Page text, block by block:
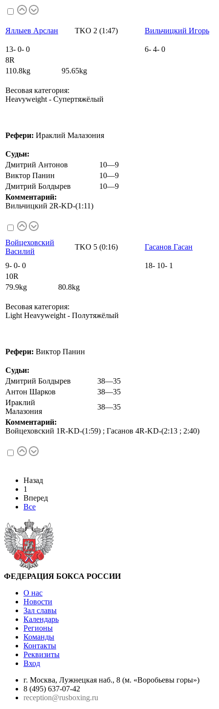
Яллыев Арслан TKO 2 (1:47) Вильчицкий Игорь
13- 0- 0 6- 4- 0
8R
110.8kg 95.65kg
Весовая категория:
Heavyweight - Супертяжёлый
Рефери: Ираклий Малазония
Судьи:
Дмитрий Антонов
10—9
Виктор Панин
10—9
Дмитрий Болдырев
10—9
Комментарий:
Вильчицкий 2R-KD-(1:11)
Войцеховский
Василий
TKO 5 (0:16) Гасанов Гасан
9- 0- 0 18- 10- 1
10R
79.9kg 80.8kg
Весовая категория:
Light Heavyweight - Полутяжёлый
Рефери: Виктор Панин
Судьи:
Дмитрий Болдырев
38—35
Антон Шарков
38—35
Ираклий
Малазония
38—35
Комментарий:
Войцеховский 1R-KD-(1:59) ; Гасанов 4R-KD-(2:13 ; 2:40)
Назад
1
Вперед
Все
ФЕДЕРАЦИЯ БОКСА РОССИИ
О нас
Новости
Зал славы
Календарь
Регионы
Команды
Контакты
Реквизиты
Вход
г. Москва, Лужнецкая наб., 8 (м. «Воробьевы горы»)
8 (495) 637-07-42
reception@rusboxing.ru